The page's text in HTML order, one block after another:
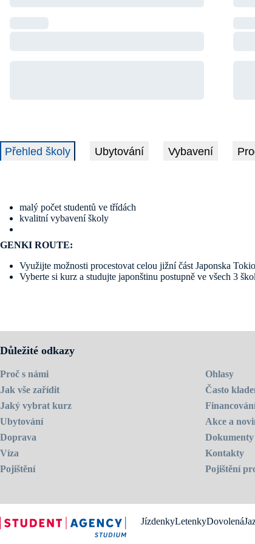
Přehled školy Ubytování Vybavení
malý počet studentů ve třídách
kvalitní vybavení školy
GENKI ROUTE:
Využijte možnosti procestovat celou jižní část Japonska
Vyberte si kurz a studujte japonštinu postupně ve všech 3
Důležité odkazy
Proč s námi
Jak vše zařídit
Jaký vybrat kurz
Ubytování
Doprava
Víza
Pojištění
Ohlasy
Často
Akce a
Dokumenty
Kontakty
Pojištění
JízdenkyLetenkyDovolená